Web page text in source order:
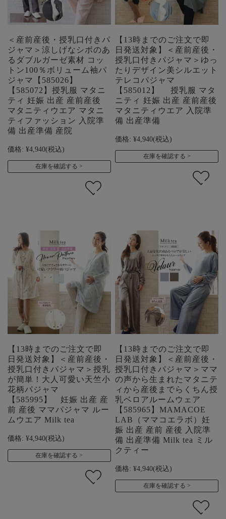
＜産前産後・授乳口付きパ
ジャマ＞涼しげなシボのあ
るダブルガーゼ素材 コッ
トン100％ボリューム袖パ
ジャマ【585026】
【585072】授乳服 マタニ
ティ 妊娠 出産 産前産後
マタニティウエア マタニ
ティファッション 入院準
備 出産準備 産院
価格: ¥4,940(税込)
在庫を確認する
【13時までのご注文で即
日発送対象】＜産前産後・
授乳口付きパジャマ＞ゆっ
たりデザイン美シルエット
テレコパジャマ
【585012】 授乳服 マタ
ニティ 妊娠 出産 産前産後
マタニティウエア 入院準
備 出産準備
価格: ¥4,940(税込)
在庫を確認する
【13時までのご注文で即
日発送対象】＜産前産後・
授乳口付きパジャマ＞授乳
が簡単！大人可愛い天竺小
花柄パジャマ
【585995】 妊娠 出産 産
前 産後 ママパジャマ ルー
ムウエア Milk tea
価格: ¥4,940(税込)
在庫を確認する
【13時までのご注文で即
日発送対象】＜産前産後・
授乳口付きパジャマ＞ママ
の声から生まれたマタニテ
ィから産後までらくちん授
乳ベロアルームウェア
【585965】MAMACOE
LAB（ママコエラボ）妊
娠 出産 産前 産後 入院準
備 出産準備 Milk tea ミル
クティー
価格: ¥4,940(税込)
在庫を確認する